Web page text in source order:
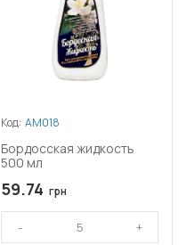
Код: АМ018
Бордосская жидкость
500 мл
59.74 грн